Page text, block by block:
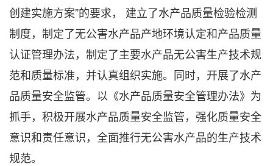
创建实施方案”的要求， 建立了水产品质量检验检测
制度，制定了无公害水产品产地环境认定和产品质量
认证管理办法，制定了主要水产品无公害生产技术规
范和质量标准，并认真组织实施。同时，开展了水产
品质量安全监管。以《水产品质量安全管理办法》为
抓手，积极开展水产品质量安全监管，强化质量安全
意识和责任意识，全面推行无公害水产品的生产技术
规范。